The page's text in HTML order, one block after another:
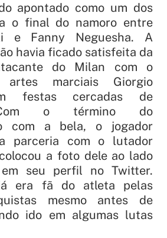
apontado como um dos
o final do namoro entre
e Fanny Neguesha. A
havia ficado satisfeita da
do Milan com o
artes marciais Giorgio
festas cercadas de
Com o término do
com a bela, o jogador
parceria com o lutador
a foto dele ao lado
seu perfil no Twitter.
era fã do atleta pelas
mesmo antes de
ido em algumas lutas